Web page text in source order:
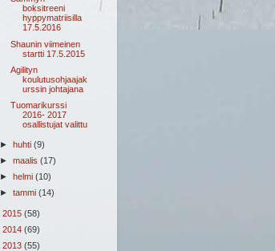
boksitreeni
hyppymatriisilla
17.5.2016
Shaunin viimeinen
startti 17.5.2015
Agilityn
koulutusohjaajak
urssin johtajana
Tuomarikurssi
2016- 2017
osallistujat valittu
► huhti (9)
► maalis (17)
► helmi (10)
► tammi (14)
2015 (58)
2014 (69)
2013 (55)